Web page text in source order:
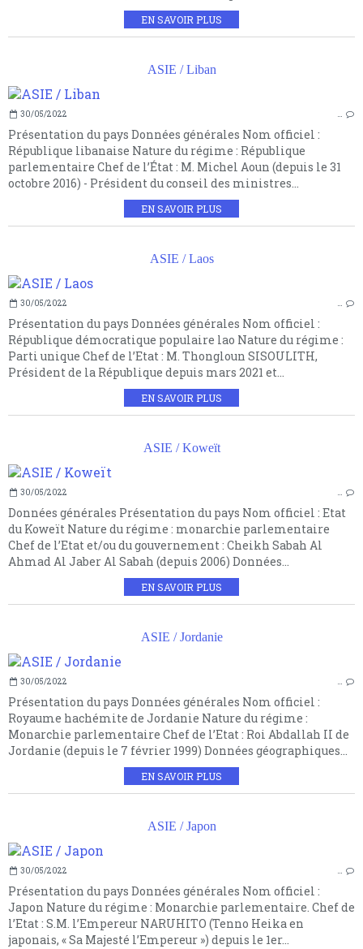
EN SAVOIR PLUS
ASIE / Liban
30/05/2022 …
Présentation du pays Données générales Nom officiel :
République libanaise Nature du régime : République
parlementaire Chef de l’État : M. Michel Aoun (depuis le 31
octobre 2016) - Président du conseil des ministres...
EN SAVOIR PLUS
ASIE / Laos
30/05/2022 …
Présentation du pays Données générales Nom officiel :
République démocratique populaire lao Nature du régime :
Parti unique Chef de l’Etat : M. Thongloun SISOULITH,
Président de la République depuis mars 2021 et...
EN SAVOIR PLUS
ASIE / Koweït
30/05/2022 …
Données générales Présentation du pays Nom officiel : Etat
du Koweït Nature du régime : monarchie parlementaire
Chef de l’Etat et/ou du gouvernement : Cheikh Sabah Al
Ahmad Al Jaber Al Sabah (depuis 2006) Données...
EN SAVOIR PLUS
ASIE / Jordanie
30/05/2022 …
Présentation du pays Données générales Nom officiel :
Royaume hachémite de Jordanie Nature du régime :
Monarchie parlementaire Chef de l’Etat : Roi Abdallah II de
Jordanie (depuis le 7 février 1999) Données géographiques...
EN SAVOIR PLUS
ASIE / Japon
30/05/2022 …
Présentation du pays Données générales Nom officiel :
Japon Nature du régime : Monarchie parlementaire. Chef de
l’Etat : S.M. l’Empereur NARUHITO (Tenno Heika en
japonais, « Sa Majesté l’Empereur ») depuis le 1er...